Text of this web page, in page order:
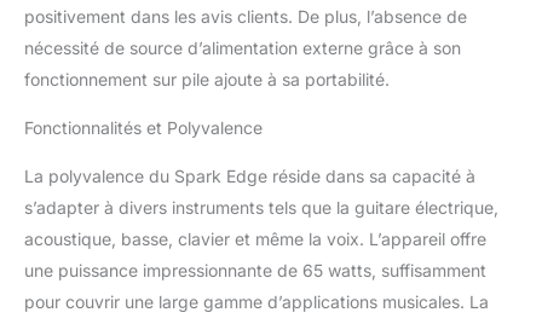
de la musique via
Bluetooth et connectez
l’enceinte au WiFi pour la
mettre facilement à jour.
heures de jeu ou
d’écoute avec la batterie
optionnelle. (batterie
vendue séparément)
positivement dans les avis clients. De plus, l’absence de
nécessité de source d’alimentation externe grâce à son
fonctionnement sur pile ajoute à sa portabilité.
Fonctionnalités et Polyvalence
La polyvalence du Spark Edge réside dans sa capacité à
s’adapter à divers instruments tels que la guitare électrique,
acoustique, basse, clavier et même la voix. L’appareil offre
une puissance impressionnante de 65 watts, suffisamment
pour couvrir une large gamme d’applications musicales. La